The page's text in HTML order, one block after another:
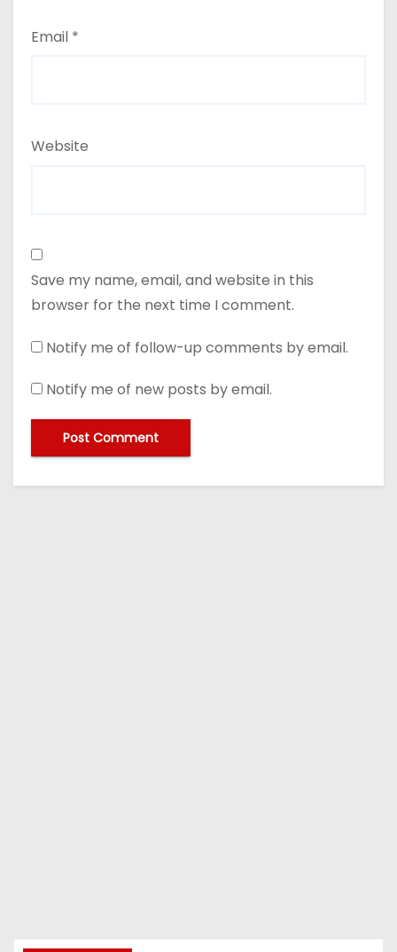
Email *
Website
Save my name, email, and website in this
browser for the next time I comment.
Notify me of follow-up comments by email.
Notify me of new posts by email.